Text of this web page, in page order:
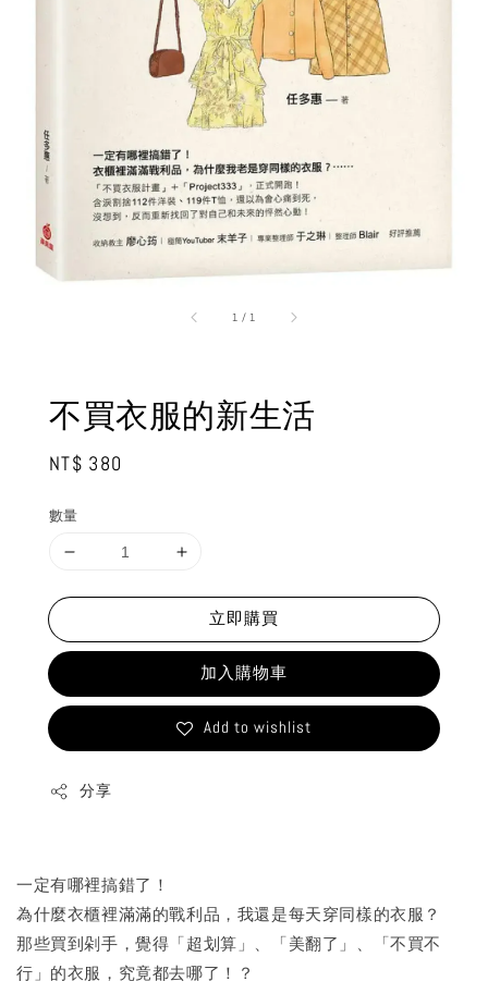
1 / 1
不買衣服的新生活
Regular
NT$ 380
數量
立即購買
加入購物車
Add to wishlist
分享
一定有哪裡搞錯了！
為什麼衣櫃裡滿滿的戰利品，我還是每天穿同樣的衣服？
那些買到剁手，覺得「超划算」、「美翻了」、「不買不
行」的衣服，究竟都去哪了！？